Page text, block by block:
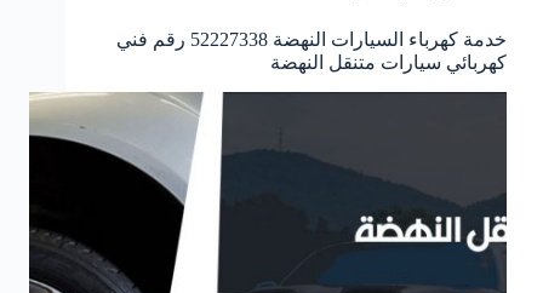
خدمة كهرباء السيارات النهضة 52227338 رقم فني
كهربائي سيارات متنقل النهضة